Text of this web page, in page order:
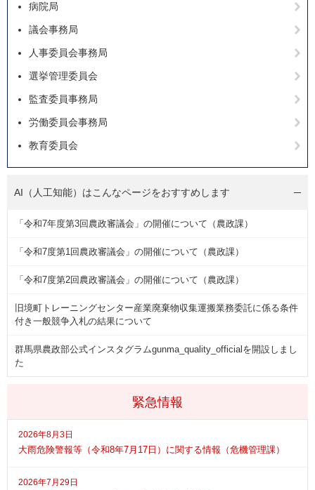
緊急情報
2026年8月3日
大雨危険警報等（令和8年7月17日）に関する情報（危機管理課）
2026年7月29日
病院局
議会事務局
人事委員会事務局
選挙管理委員会
監査委員事務局
労働委員会事務局
教育委員会
AI（人工知能）はこんなページをおすすめします
「令和7年度第3回農政審議会」の開催について（農政課）
「令和7度第1回農政審議会」の開催について（農政課）
「令和7度第2回農政審議会」の開催について（農政課）
旧境町トレーニングセンター産業廃棄物収集運搬業務委託に係る条件
付き一般競争入札の結果について
群馬県農政部公式インスタグラムgunma_quality_officialを開設しまし
た